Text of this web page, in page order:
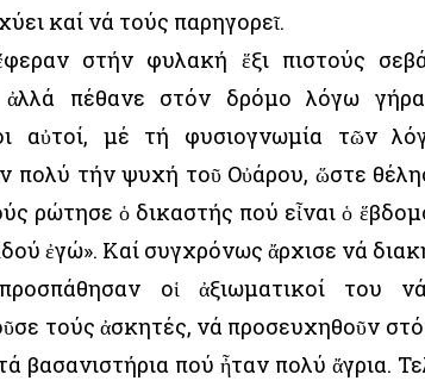
καί νά τούς παρηγορεῖ.
στήν φυλακή ἕξι πιστούς
ἀλλά πέθανε στόν δρόμο λόγω
αὐτοί, μέ τή φυσιογνωμία τῶν
πολύ τήν ψυχή τοῦ Οὐάρου, ὥστε
ρώτησε ὁ δικαστής πού εἶναι ὁ
ἐγώ». Καί συγχρόνως ἄρχισε νά
οἱ ἀξιωματικοί του
τούς ἀσκητές, νά προσευχηθοῦν
βασανιστήρια πού ἦταν πολύ ἄγρια.